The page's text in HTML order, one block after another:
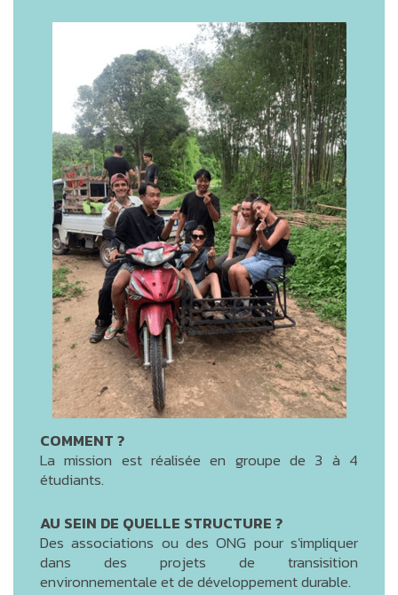
COMMENT ?
La mission est réalisée en groupe de 3 à 4
étudiants.
AU SEIN DE QUELLE STRUCTURE ?
Des associations ou des ONG pour s'impliquer
dans des projets de transisition
environnementale et de développement durable.